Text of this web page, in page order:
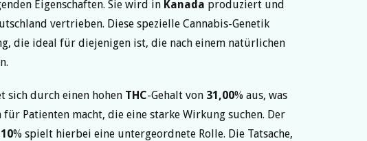
Eigenschaften. Sie wird in Kanada produziert und
vertrieben. Diese spezielle Cannabis-Genetik
die ideal für diejenigen ist, die nach einem natürlichen
sich durch einen hohen THC-Gehalt von 31,00% aus, was
Patienten macht, die eine starke Wirkung suchen. Der
% spielt hierbei eine untergeordnete Rolle. Die Tatsache,